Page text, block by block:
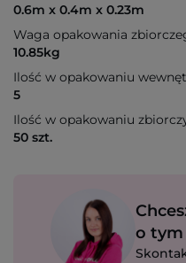
0.6m x 0.4m x 0.23m
Waga opakowania
10.85kg
Ilość w opakowaniu
5
Ilość w opakowaniu
50 szt.
o tym